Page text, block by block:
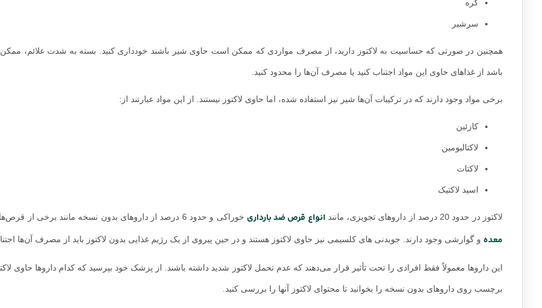
کره
سرشیر
همچنین در صورتی که حساسیت به لاکتوز دارید، از مصرف مواردی که ممکن است حاوی شیر باشند خودداری کنید. بسته به شدت علائم،
باشد از غذاهای حاوی این مواد اجتناب کنید یا مصرف آن‌ها را محدود کنید.
برخی مواد وجود دارند که در ترکیبات آن‌ها شیر نیز استفاده شده، اما حاوی لاکتوز نیستند. از این مواد عبارتند از:
کازئین
لاکتالبومین
لاکتات
اسید لاکتیک
لاکتوز در حدود 20 درصد از داروهای تجویزی، مانند انواع قرص ضد بارداری خوراکی و حدود 6 درصد از داروهای بدون نسخه مانند برخی از قرص‌های
معده و گوارشی وجود دارند. جویدنی های کلسیمی نیز حاوی لاکتوز هستند و در حین پیروی از یک رژیم غذایی بدون لاکتوز باید از مصرف آن‌ها
این داروها معمولاً فقط افرادی را تحت تأثیر قرار می‌دهند که عدم تحمل لاکتوز شدید داشته باشند. از پزشک خود بپرسید که کدام داروها حاوی
برچسب روی داروهای بدون نسخه را بخوانید تا محتوای لاکتوز آنها را بررسی کنید.